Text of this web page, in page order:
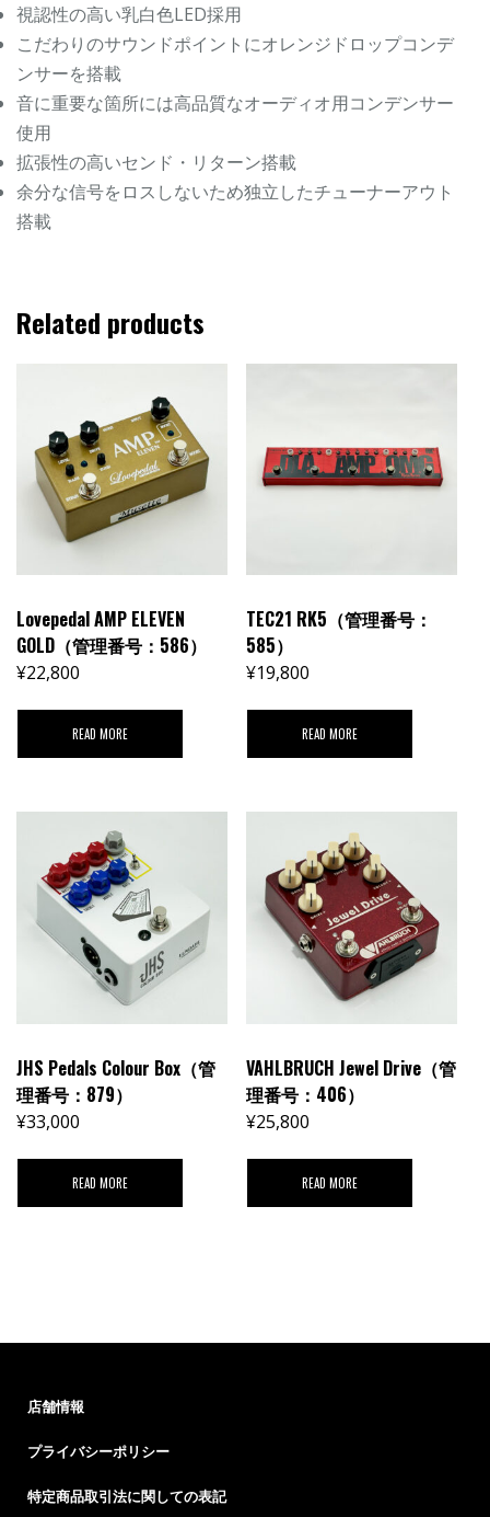
視認性の高い乳白色LED採用
こだわりのサウンドポイントにオレンジドロップコンデ
ンサーを搭載
音に重要な箇所には高品質なオーディオ用コンデンサー
使用
拡張性の高いセンド・リターン搭載
余分な信号をロスしないため独立したチューナーアウト
搭載
Related products
Lovepedal AMP ELEVEN
GOLD（管理番号：586）
¥22,800
READ MORE
TEC21 RK5（管理番号：
585）
¥19,800
READ MORE
JHS Pedals Colour Box（管
理番号：879）
¥33,000
READ MORE
VAHLBRUCH Jewel Drive（管
理番号：406）
¥25,800
READ MORE
店舗情報
プライバシーポリシー
特定商品取引法に関しての表記